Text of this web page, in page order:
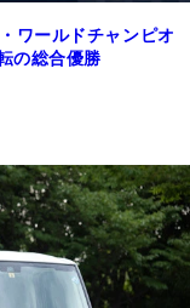
ワールドチャンピオ
の総合優勝